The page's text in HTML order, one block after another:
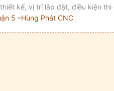
kế, vị trí lắp đặt, điều kiện
5 –Hùng Phát CNC